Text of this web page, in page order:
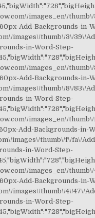
images_en\/
Add-Backgrounds-in-
images\/thumb\/3\/39\/
in-Word-Step-
images_en\/
Add-Backgrounds-in-
images\/thumb\/8\/83\/
in-Word-Step-
images_en\/
Add-Backgrounds-in-
images\/thumb\/f\/fa\/
in-Word-Step-
images_en\/thumb\/
Add-Backgrounds-in-
images\/thumb\/4\/47\/
in-Word-Step-